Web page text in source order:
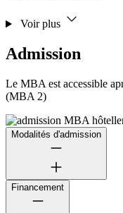
Voir plus
Admission
Le MBA est accessible
(MBA 2)
Modalités d'admission
Financement